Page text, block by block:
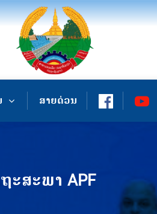
ສາຍດ່ວນ
ະສະພາ APF